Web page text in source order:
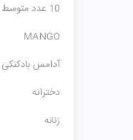
10 عدد متوسط
MANGO
آدامس بادکنکی
دخترانه
زنانه